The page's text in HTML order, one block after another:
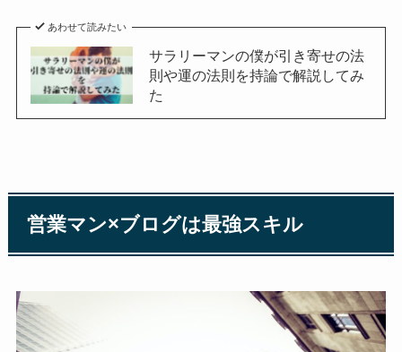
あわせて読みたい
サラリーマンの僕が引き寄せの法
則や運の法則を持論で解説してみ
た
営業マン×ブログは最強スキル